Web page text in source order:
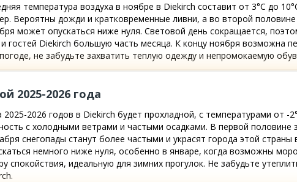
температура воздуха в ноябре в Diekirch составит от 3°C до
Вероятны дожди и кратковременные ливни, а во второй
может опускаться ниже нуля. Световой день сокращается,
гостей Diekirch большую часть месяца. К концу ноября возможна
не забудьте захватить теплую одежду и непромокаемую
2025-2026 года
2026 годов в Diekirch будет прохладной, с температурами от -
с холодными ветрами и частыми осадками. В первой
снегопады станут более частыми и украсят города этой
немного ниже нуля, особенно в январе, когда возможны
спокойствия, идеальную для зимних прогулок. Не забудьте